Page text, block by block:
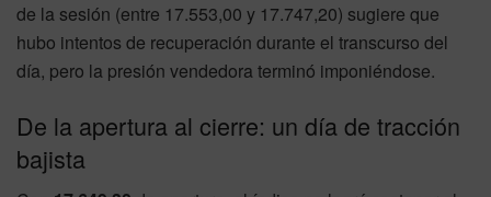
de la sesión (entre 17.553,00 y 17.747,20) sugiere que
hubo intentos de recuperación durante el transcurso del
día, pero la presión vendedora terminó imponiéndose.
De la apertura al cierre: un día de tracción
bajista